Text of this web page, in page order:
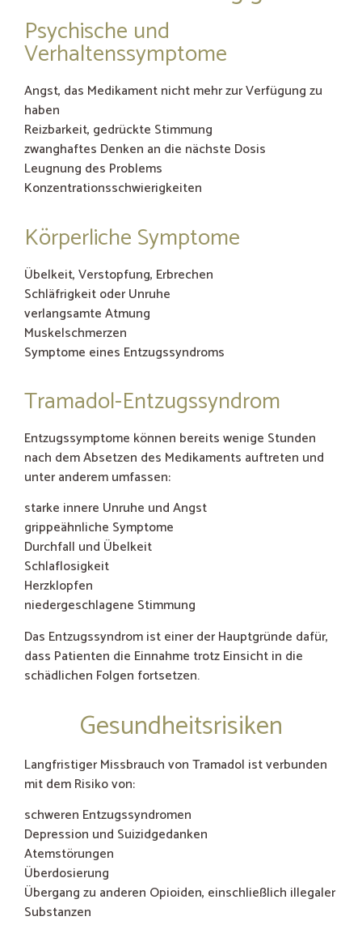
Psychische und
Verhaltenssymptome
Angst, das Medikament nicht mehr zur Verfügung zu
haben
Reizbarkeit, gedrückte Stimmung
zwanghaftes Denken an die nächste Dosis
Leugnung des Problems
Konzentrationsschwierigkeiten
Körperliche Symptome
Übelkeit, Verstopfung, Erbrechen
Schläfrigkeit oder Unruhe
verlangsamte Atmung
Muskelschmerzen
Symptome eines Entzugssyndroms
Tramadol-Entzugssyndrom
Entzugssymptome können bereits wenige Stunden
nach dem Absetzen des Medikaments auftreten und
unter anderem umfassen:
starke innere Unruhe und Angst
grippeähnliche Symptome
Durchfall und Übelkeit
Schlaflosigkeit
Herzklopfen
niedergeschlagene Stimmung
Das Entzugssyndrom ist einer der Hauptgründe dafür,
dass Patienten die Einnahme trotz Einsicht in die
schädlichen Folgen fortsetzen.
Gesundheitsrisiken
Langfristiger Missbrauch von Tramadol ist verbunden
mit dem Risiko von:
schweren Entzugssyndromen
Depression und Suizidgedanken
Atemstörungen
Überdosierung
Übergang zu anderen Opioiden, einschließlich illegaler
Substanzen